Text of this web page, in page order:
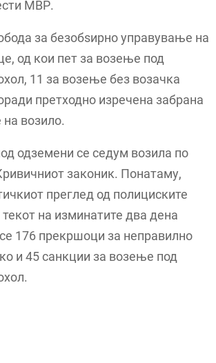
МВР.
за безобѕирно управување на
од кои пет за возење под
11 за возење без возачка
претходно изречена забрана
возило.
одземени се седум возила по
законик. Понатаму,
преглед од полициските
на изминатите два дена
176 прекршоци за неправилно
и 45 санкции за возење под